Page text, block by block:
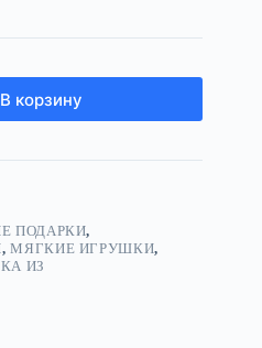
В корзину
ПОДАРКИ,
,МЯГКИЕ ИГРУШКИ,
ИЗ